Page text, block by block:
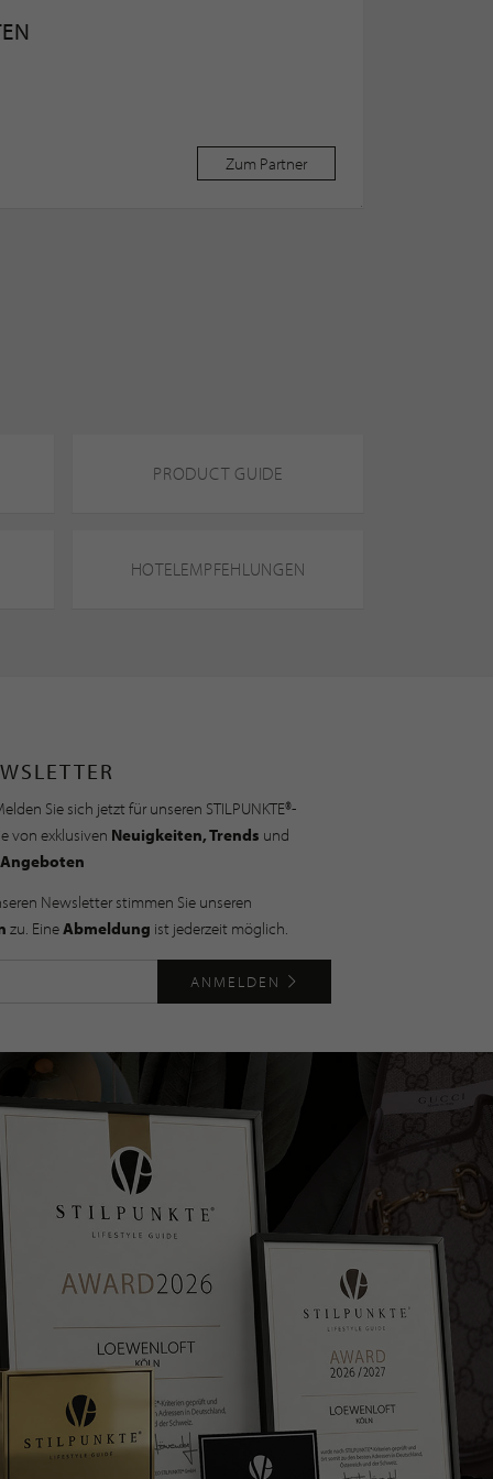
Zum Partner
PRODUCT GUIDE
HOTELEMPFEHLUNGEN
Sie sich jetzt für unseren STILPUNKTE®-
von exklusiven Neuigkeiten, Trends und
Angeboten
Newsletter stimmen Sie unseren
zu. EineAbmeldung ist jederzeit möglich.
ANMELDEN